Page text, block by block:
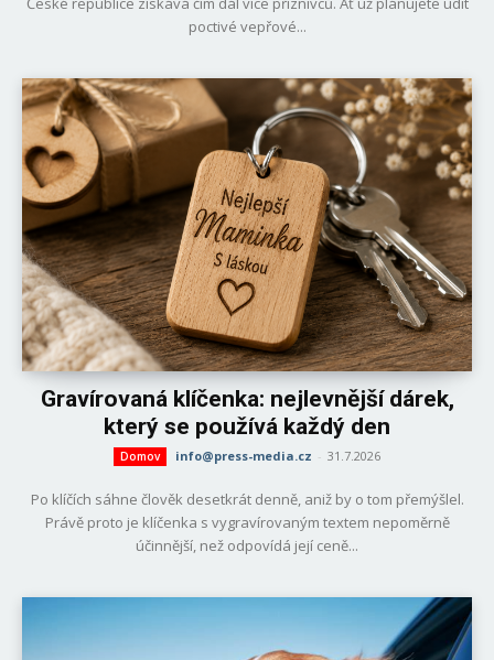
poctivé vepřové...
Gravírovaná klíčenka: nejlevnější dárek,
který se používá každý den
Domov info@press-media.cz - 31.7.2026
Po klíčích sáhne člověk desetkrát denně, aniž by o tom přemýšlel.
Právě proto je klíčenka s vygravírovaným textem nepoměrně
účinnější, než odpovídá její ceně...